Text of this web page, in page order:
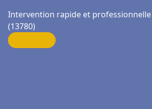
Intervention rapide et professionnelle
(13780)